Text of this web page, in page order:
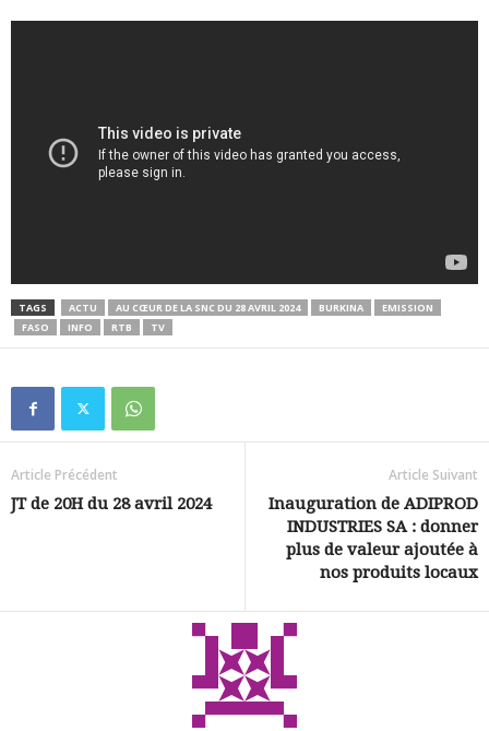
TAGS ACTU AU CŒUR DE LA SNC DU 28 AVRIL 2024 BURKINA
EMISSION
FASO
INFO RTB TV
Article Précédent
JT de 20H du 28 avril 2024
Article Suivant
Inauguration de ADIPROD
INDUSTRIES SA : donner
plus de valeur ajoutée à
nos produits locaux